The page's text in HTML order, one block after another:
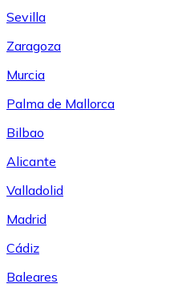
Sevilla
Zaragoza
Murcia
Palma de Mallorca
Bilbao
Alicante
Valladolid
Madrid
Cádiz
Baleares